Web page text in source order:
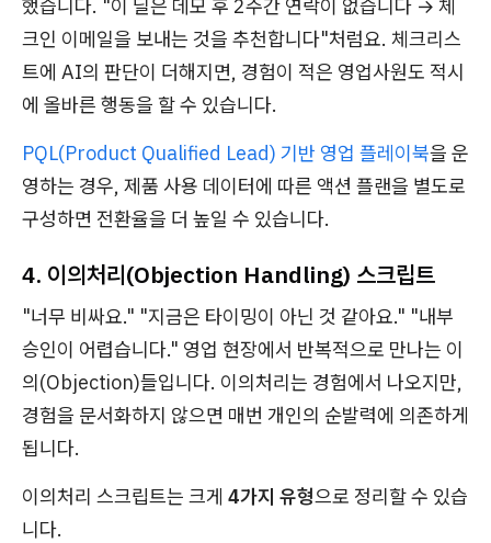
했습니다. "이 딜은 데모 후 2주간 연락이 없습니다 → 체
크인 이메일을 보내는 것을 추천합니다"처럼요. 체크리스
트에 AI의 판단이 더해지면, 경험이 적은 영업사원도 적시
에 올바른 행동을 할 수 있습니다.
PQL(Product Qualified Lead) 기반 영업 플레이북을 운
영하는 경우, 제품 사용 데이터에 따른 액션 플랜을 별도로
구성하면 전환율을 더 높일 수 있습니다.
4. 이의처리(Objection Handling) 스크립트
"너무 비싸요." "지금은 타이밍이 아닌 것 같아요." "내부
승인이 어렵습니다." 영업 현장에서 반복적으로 만나는 이
의(Objection)들입니다. 이의처리는 경험에서 나오지만,
경험을 문서화하지 않으면 매번 개인의 순발력에 의존하게
됩니다.
이의처리 스크립트는 크게 4가지 유형으로 정리할 수 있습
니다.